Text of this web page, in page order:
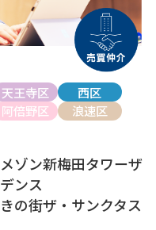
天王寺区
西区
阿倍野区
浪速区
ゾン新梅田タワーザ
ンス
の街ザ・サンクタス